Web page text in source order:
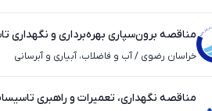
مناقصه برون‌سپاری بهره‌برداری و
سرخس در استان خراسان رضوی
خراسان رضوی /آب و فاضلاب، آبیاری و آبرسانی
مناقصه نگهداری، تعمیرات و راهبری